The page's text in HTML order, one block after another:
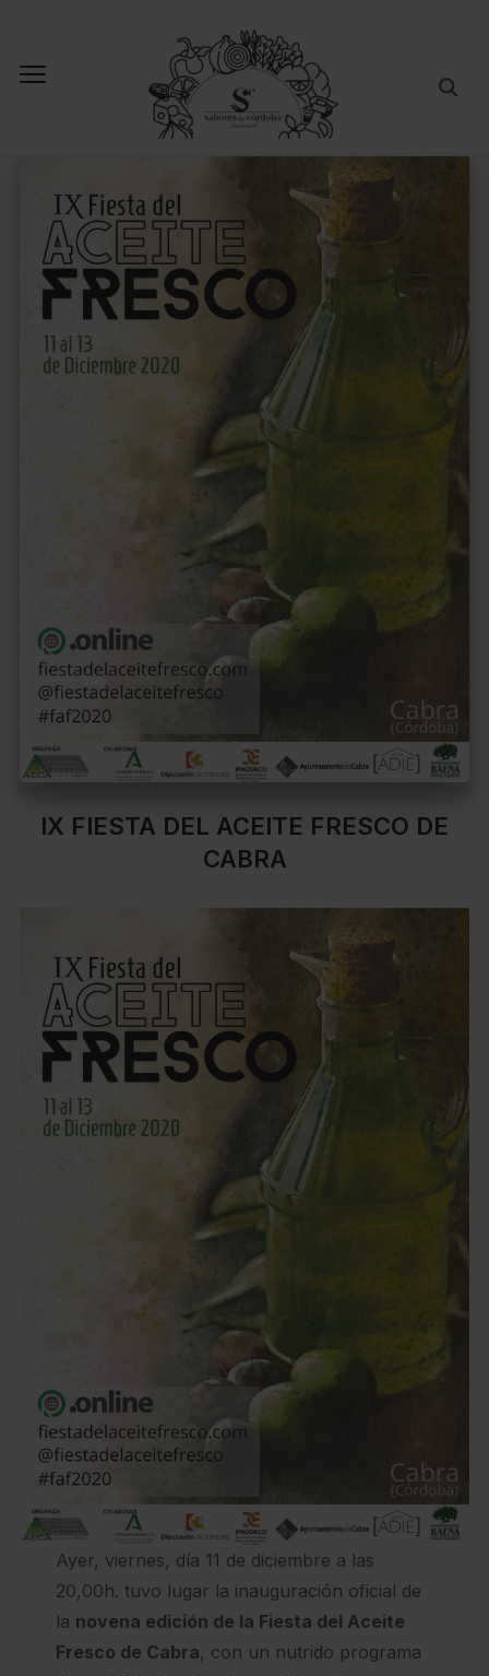
IX FIESTA DEL ACEITE FRESCO DE
CABRA
Ayer, viernes, día 11 de diciembre a las
20,00h. tuvo lugar la inauguración oficial de
la novena edición de la Fiesta del Aceite
Fresco de Cabra, con un nutrido programa